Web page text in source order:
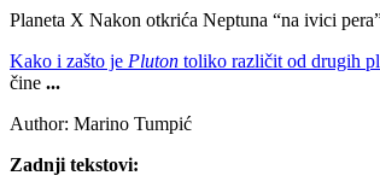
Planeta X Nakon otkrića Neptuna “na ivici
Kako i zašto je Pluton toliko različit od drugih
čine ...
Author: Marino Tumpić
Zadnji tekstovi: